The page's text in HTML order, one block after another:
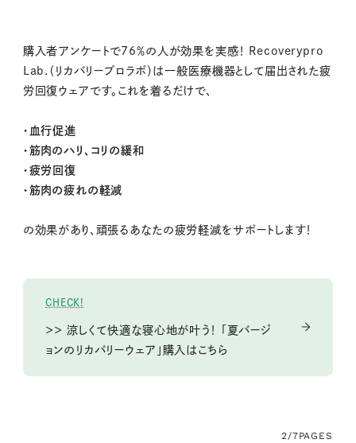
購入者アンケートで76％の人が効果を実感！ Recoverypro
Lab.（リカバリープロラボ）は一般医療機器として届出された疲
労回復ウェアです。これを着るだけで、
・血行促進
・筋肉のハリ、コリの緩和
・疲労回復
・筋肉の疲れの軽減
の効果があり、頑張るあなたの疲労軽減をサポートします！
CHECK!
＞＞ 涼しくて快適な寝心地が叶う！ 「夏バージ
ョンのリカバリーウェア」購入はこちら
2/7PAGES